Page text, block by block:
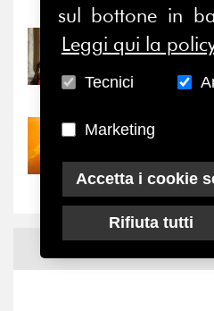
31/07/2026
il valore di...
30/07/2026
“grande
sul bottone in
Leggi qui la
Tecnici
Marketing
Accetta i cookie
Rifiuta tutti